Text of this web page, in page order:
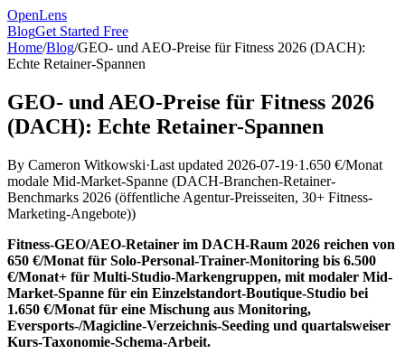
OpenLens
BlogGet Started Free
Home/Blog/GEO- und AEO-Preise für Fitness 2026 (DACH):
Echte Retainer-Spannen
GEO- und AEO-Preise für Fitness 2026
(DACH): Echte Retainer-Spannen
By Cameron Witkowski·Last updated 2026-07-19·1.650 €/Monat
modale Mid-Market-Spanne (DACH-Branchen-Retainer-
Benchmarks 2026 (öffentliche Agentur-Preisseiten, 30+ Fitness-
Marketing-Angebote))
Fitness-GEO/AEO-Retainer im DACH-Raum 2026 reichen von
650 €/Monat für Solo-Personal-Trainer-Monitoring bis 6.500
€/Monat+ für Multi-Studio-Markengruppen, mit modaler Mid-
Market-Spanne für ein Einzelstandort-Boutique-Studio bei
1.650 €/Monat für eine Mischung aus Monitoring,
Eversports-/Magicline-Verzeichnis-Seeding und quartalsweiser
Kurs-Taxonomie-Schema-Arbeit.